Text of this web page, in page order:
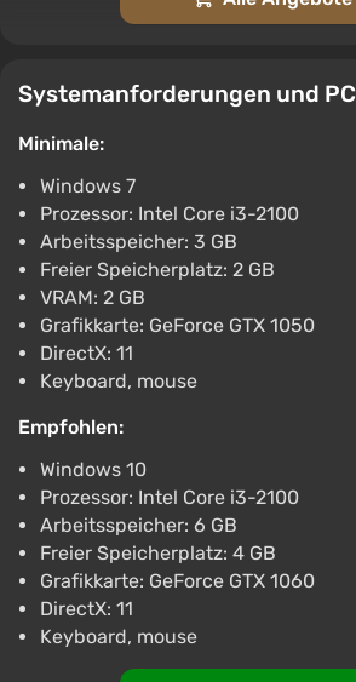
PC
Sister Ray Steam Gift RU/KZ/etc
Autodelivery
€5.55 €7
-22%
PC
ggsel 4.2457 Bewertungen
Unterstützung bei VGTimes
Sister Ray Bundle
€11.79
PC
Systemanforderungen und
Minimale:
Windows 7
Prozessor: Intel Core i3-2100
Arbeitsspeicher: 3 GB
Freier Speicherplatz: 2 GB
VRAM: 2 GB
Grafikkarte: GeForce GTX 1050
DirectX: 11
Keyboard, mouse
Empfohlen:
Windows 10
Prozessor: Intel Core i3-2100
Arbeitsspeicher: 6 GB
Freier Speicherplatz: 4 GB
Grafikkarte: GeForce GTX 1060
DirectX: 11
Keyboard, mouse